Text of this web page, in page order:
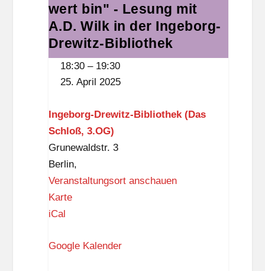
r
e
w
i
t
-
B
i
b
l
i
h
wenn
ich
es
selbst
Lesung
wert bin" - Lesung mit
A.D. Wilk in der Ingeborg-
Drewitz-Bibliothek
18:30 – 19:30
25. April 2025
Ingeborg-Drewitz-Bibliothek (Das
Schloß, 3.OG)
Grunewaldstr. 3
Berlin,
Veranstaltungsort anschauen
KarteI
e
iCal
Google Kalender